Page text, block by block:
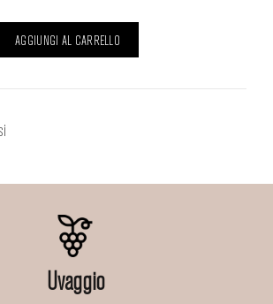
D.O.C.G. "Cvrsvs Vitae" quantità
AGGIUNGI AL CARRELLO
Uvaggio